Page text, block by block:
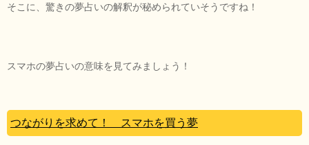
そこに、驚きの夢占いの解釈が秘められていそうですね！
スマホの夢占いの意味を見てみましょう！
つながりを求めて！ スマホを買う夢